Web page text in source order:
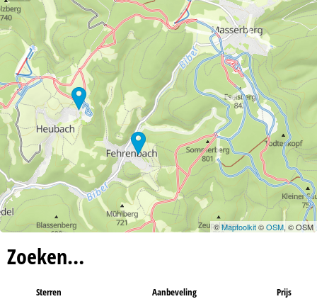
©Maptoolkit©OSM, © OSM
Zoeken…
Sterren Aanbeveling Prijs